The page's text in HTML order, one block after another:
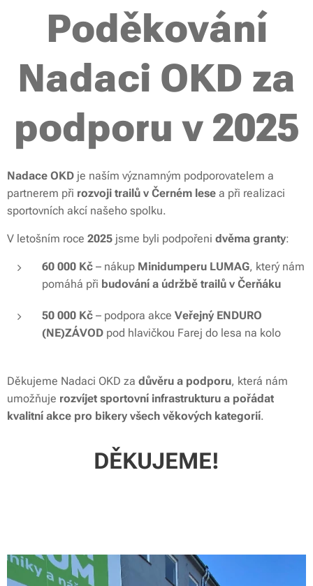
Poděkování
Nadaci OKD za
podporu v 2025
Nadace OKD je naším významným podporovatelem a
partnerem při rozvoji trailů v Černém lese a při realizaci
sportovních akcí našeho spolku.
V letošním roce 2025 jsme byli podpořeni dvěma granty:
60 000 Kč – nákup Minidumperu LUMAG, který nám
pomáhá při budování a údržbě trailů v Čerňáku
50 000 Kč – podpora akce Veřejný ENDURO
(NE)ZÁVOD pod hlavičkou Farej do lesa na kolo
Děkujeme Nadaci OKD za důvěru a podporu, která nám
umožňuje rozvíjet sportovní infrastrukturu a pořádat
kvalitní akce pro bikery všech věkových kategorií.
DĚKUJEME!